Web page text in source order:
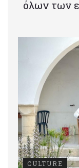
όλων των
CULTURE